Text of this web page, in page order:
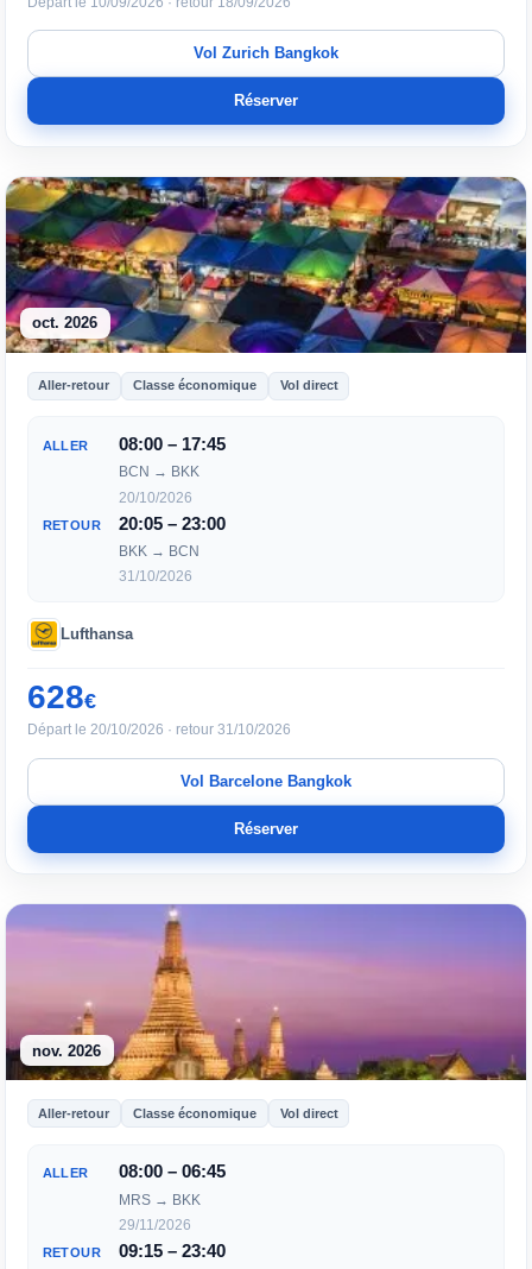
Vol Zurich Bangkok
Réserver
oct. 2026
Aller-retour Classe économique Vol direct
ALLER 08:00 – 17:45
BCN → BKK
20/10/2026
RETOUR 20:05 – 23:00
BKK → BCN
31/10/2026
Lufthansa
628€
Départ le 20/10/2026 · retour 31/10/2026
Vol Barcelone Bangkok
Réserver
nov. 2026
Aller-retour Classe économique Vol direct
ALLER 08:00 – 06:45
MRS → BKK
29/11/2026
RETOUR 09:15 – 23:40